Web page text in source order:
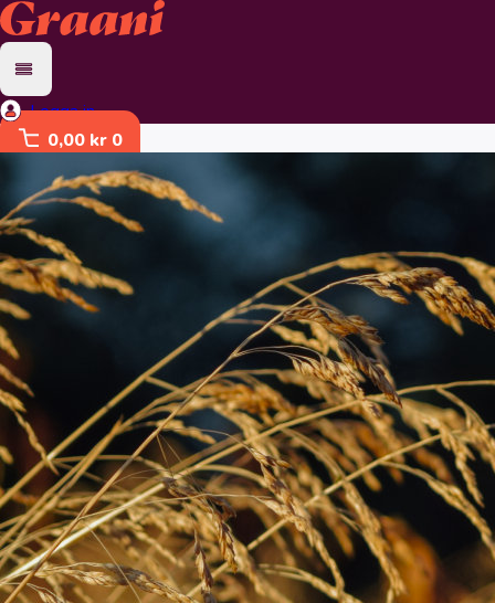
Logga in
0,00 kr 0